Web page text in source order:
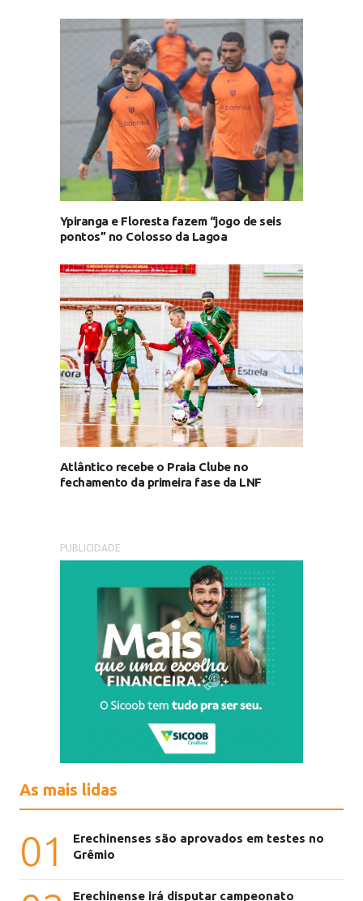
Ypiranga e Floresta fazem “jogo de seis
pontos” no Colosso da Lagoa
Atlântico recebe o Praia Clube no
fechamento da primeira fase da LNF
PUBLICIDADE
As mais lidas
01
Erechinenses são aprovados em testes no
Grêmio
Erechinense irá disputar campeonato